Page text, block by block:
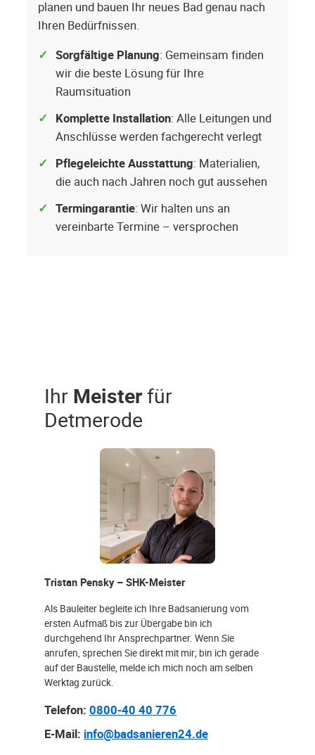
planen und bauen Ihr neues Bad genau nach
Ihren Bedürfnissen.
Sorgfältige Planung: Gemeinsam finden
wir die beste Lösung für Ihre
Raumsituation
Komplette Installation: Alle Leitungen und
Anschlüsse werden fachgerecht verlegt
Pflegeleichte Ausstattung: Materialien,
die auch nach Jahren noch gut aussehen
Termingarantie: Wir halten uns an
vereinbarte Termine – versprochen
Ihr Meisterfür
Detmerode
Tristan Pensky – SHK-Meister
Als Bauleiter begleite ich Ihre Badsanierung vom
ersten Aufmaß bis zur Übergabe bin ich
durchgehend Ihr Ansprechpartner. Wenn Sie
anrufen, sprechen Sie direkt mit mir; bin ich gerade
auf der Baustelle, melde ich mich noch am selben
Werktag zurück.
Telefon: 0800-40 40 776
E-Mail: info@badsanieren24.de